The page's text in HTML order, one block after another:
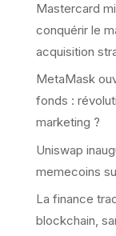
Mastercard
conquérir le
acquisition
MetaMask
fonds :
marketing ?
Uniswap
memecoins
La finance
blockchain,